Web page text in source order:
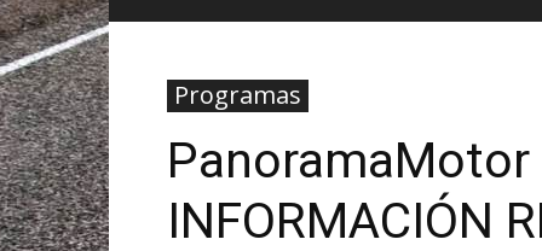
Programas
PanoramaMotor
INFORMACIÓN